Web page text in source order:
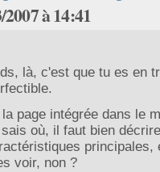
à 14:41
là, c'est que tu es en
page intégrée dans le
où, il faut bien
principales,
voir, non ?